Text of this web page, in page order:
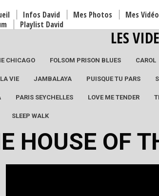
Infos David Mes Photos Mes
Playlist David
LES
CHICAGO FOLSOM PRISON BLUES CAROL
VIE JAMBALAYA PUISQUE TU PARS
PARIS SEYCHELLES LOVE ME TENDER
SLEEP WALK
HOUSE OF